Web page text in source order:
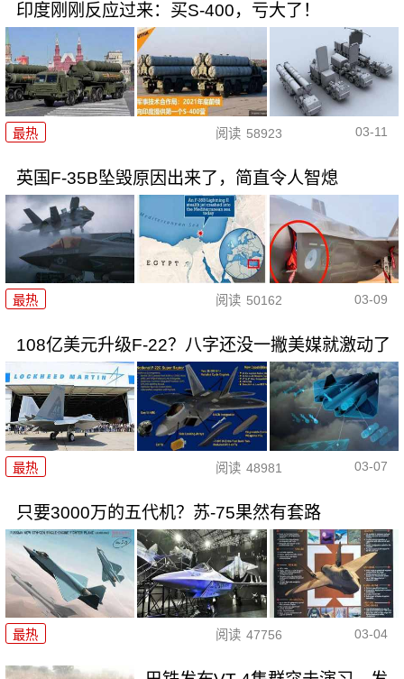
印度刚刚反应过来：买S-400，亏大了！
最热 阅读 58923 03-11
英国F-35B坠毁原因出来了，简直令人智熄
最热 阅读 50162 03-09
108亿美元升级F-22？八字还没一撇美媒就激动了
最热 阅读 48981 03-07
只要3000万的五代机？苏-75果然有套路
最热 阅读 47756 03-04